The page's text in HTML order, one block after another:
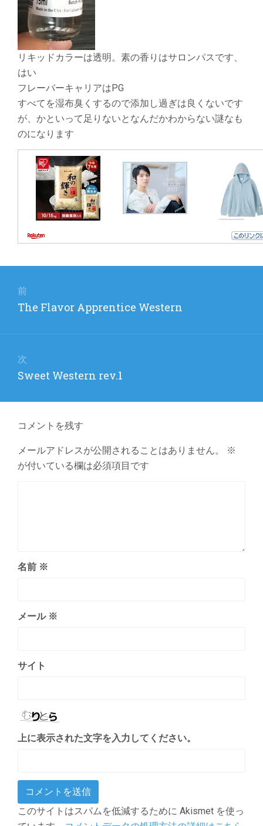
リキッドカラーは透明。素の香りはサロンパスです、
はい
フレーバーキャリアはPG
すべてを湿布臭くするので添加し過ぎは良くないです
が、かといって足りないとなんだかわからない謎なも
のになります
シ
前
前
The Flavor Apprentice Western
次
次
投
Sweet Western rev.1
コメントを残す
メールアドレスが公開されることはありません。
※
が付いている欄は必須項目です
名前 ※
メール ※
サイト
上に表示された文字を入力してください。
このサイトはスパムを低減するために Akismet を使っ